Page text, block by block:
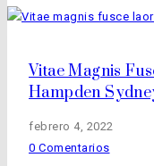
Vitae Magnis
Hampden
febrero 4, 2022
0 Comentarios